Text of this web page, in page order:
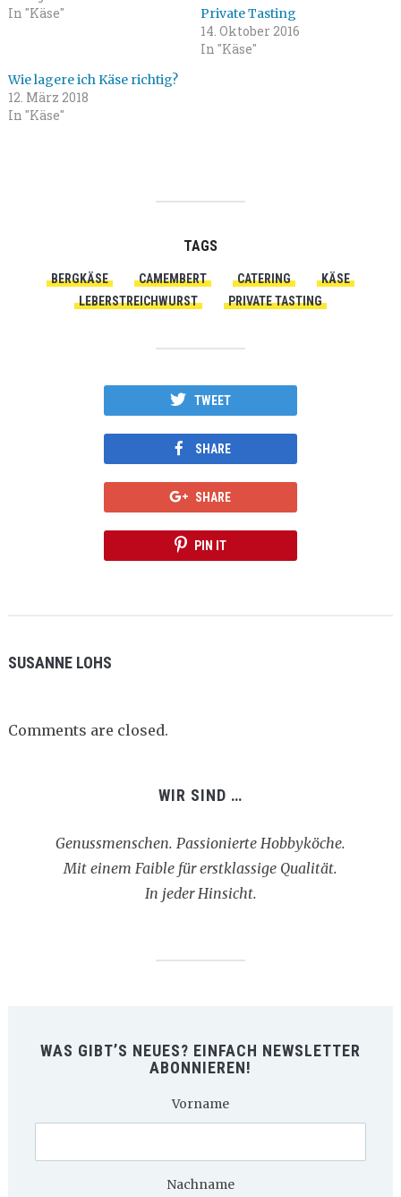
In "Käse"
Private Tasting
14. Oktober 2016
In "Käse"
Wie lagere ich Käse richtig?
12. März 2018
In "Käse"
TAGS
BERGKÄSE CAMEMBERT CATERING
KÄSE
LEBERSTREICHWURST
PRIVATE TASTING
TWEET
SHARE
SHARE
PIN IT
SUSANNE LOHS
Comments are closed.
WIR SIND …
Genussmenschen. Passionierte Hobbyköche.
Mit einem Faible für erstklassige Qualität.
In jeder Hinsicht.
WAS GIBT’S NEUES? EINFACH NEWSLETTER
ABONNIEREN!
Vorname
Nachname